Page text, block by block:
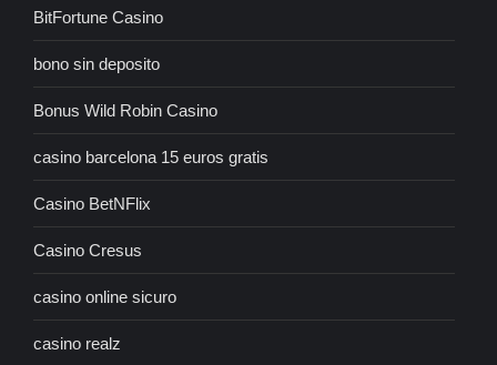
BitFortune Casino
bono sin deposito
Bonus Wild Robin Casino
casino barcelona 15 euros gratis
Casino BetNFlix
Casino Cresus
casino online sicuro
casino realz